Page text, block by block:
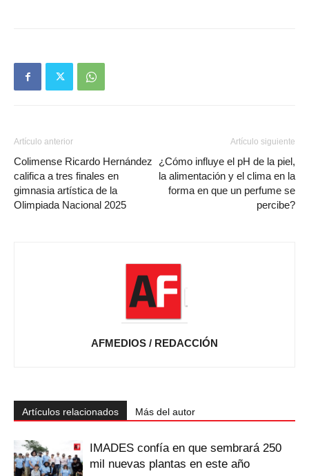
Artículo anterior
Colimense Ricardo Hernández
califica a tres finales en
gimnasia artística de la
Olimpiada Nacional 2025
Artículo siguiente
¿Cómo influye el pH de la piel,
la alimentación y el clima en la
forma en que un perfume se
percibe?
AFMEDIOS / REDACCIÓN
Artículos relacionados Más del autor
IMADES confía en que sembrará 250
mil nuevas plantas en este año